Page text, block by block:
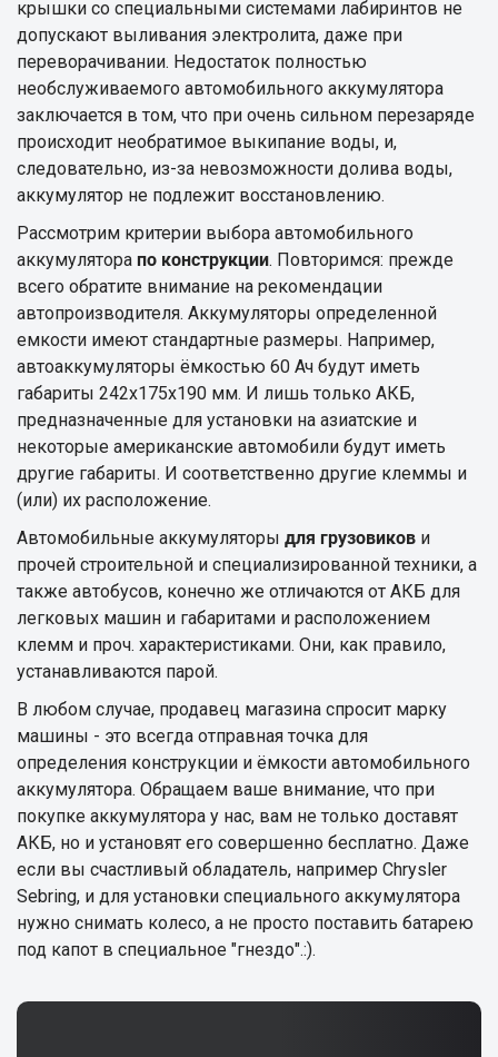
крышки со специальными системами лабиринтов не
допускают выливания электролита, даже при
переворачивании. Недостаток полностью
необслуживаемого автомобильного аккумулятора
заключается в том, что при очень сильном перезаряде
происходит необратимое выкипание воды, и,
следовательно, из-за невозможности долива воды,
аккумулятор не подлежит восстановлению.
Рассмотрим критерии выбора автомобильного
аккумулятора по конструкции. Повторимся: прежде
всего обратите внимание на рекомендации
автопроизводителя. Аккумуляторы определенной
емкости имеют стандартные размеры. Например,
автоаккумуляторы ёмкостью 60 Ач будут иметь
габариты 242х175х190 мм. И лишь только АКБ,
предназначенные для установки на азиатские и
некоторые американские автомобили будут иметь
другие габариты. И соответственно другие клеммы и
(или) их расположение.
Автомобильные аккумуляторы для грузовиков и
прочей строительной и специализированной техники, а
также автобусов, конечно же отличаются от АКБ для
легковых машин и габаритами и расположением
клемм и проч. характеристиками. Они, как правило,
устанавливаются парой.
В любом случае, продавец магазина спросит марку
машины - это всегда отправная точка для
определения конструкции и ёмкости автомобильного
аккумулятора. Обращаем ваше внимание, что при
покупке аккумулятора у нас, вам не только доставят
АКБ, но и установят его совершенно бесплатно. Даже
если вы счастливый обладатель, например Chrysler
Sebring, и для установки специального аккумулятора
нужно снимать колесо, а не просто поставить батарею
под капот в специальное "гнездо".:).